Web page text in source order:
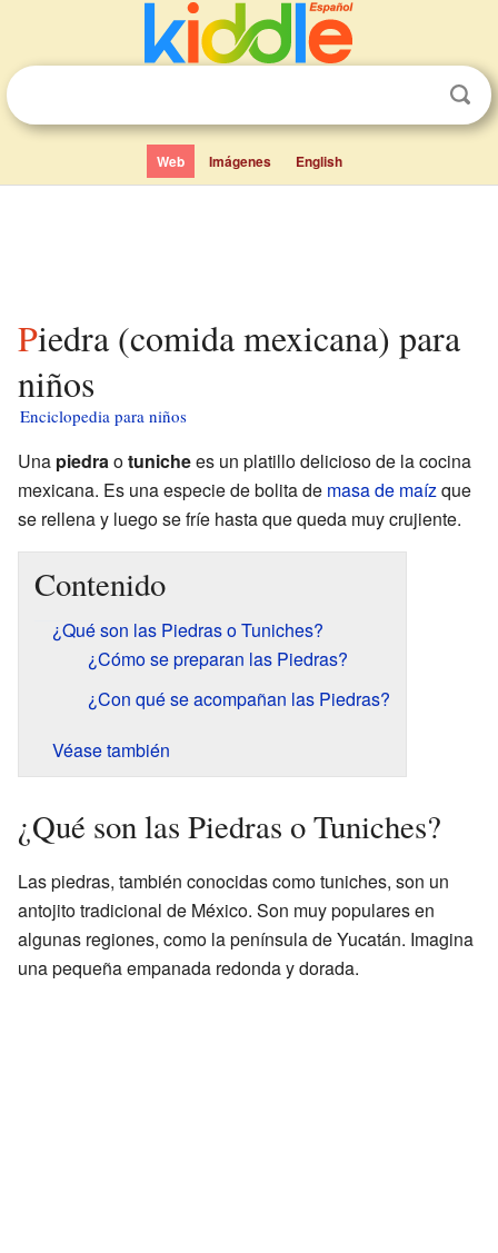
Web Imágenes English
Piedra (comida mexicana) para
niños
Enciclopedia para niños
Una piedraotunichees un platillo delicioso de la cocina
mexicana. Es una especie de bolita de masa de maízque
se rellena y luego se fríe hasta que queda muy crujiente.
Contenido
¿Qué son las Piedras o Tuniches?
¿Cómo se preparan las Piedras?
¿Con qué se acompañan las Piedras?
Véase también
¿Qué son las Piedras o Tuniches?
Las piedras, también conocidas como tuniches, son un
antojito tradicional de México. Son muy populares en
algunas regiones, como la península de Yucatán. Imagina
una pequeña empanada redonda y dorada.